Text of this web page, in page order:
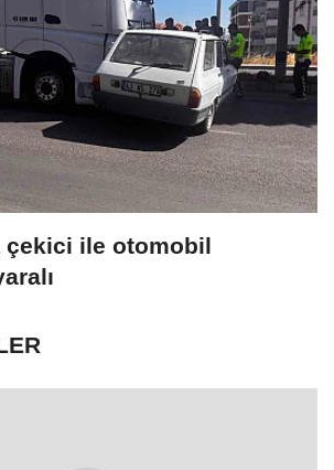
çekici ile otomobil